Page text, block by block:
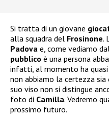
Si tratta di un giovane
alla squadra del Frosinone.
Padova e, come vediamo
pubblico è una persona
infatti, al momento ha quasi
non abbiamo la certezza
suo viso non si distingue
foto di Camilla. Vedremo
prossimo futuro.